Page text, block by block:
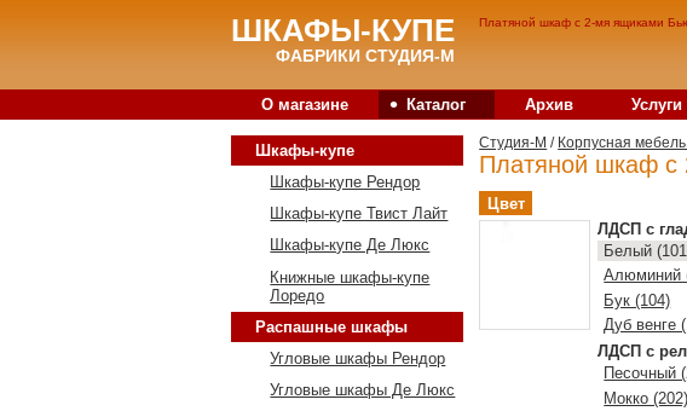
Платяной шкаф с 2-мя ящиками
ШКАФЫ-КУПЕ
ФАБРИКИ СТУДИЯ-М
О магазине • Каталог Архив Услуги
Студия-M / Корпусная
Платяной шкаф
Цвет
ЛДСП с
Белый
Алюминий
Бук (104)
Дуб венге
ЛДСП с
Песочный
Мокко (202)
Шкафы-купе
Шкафы-купе Рендор
Шкафы-купе Твист Лайт
Шкафы-купе Де Люкс
Книжные шкафы-купе
Лоредо
Распашные шкафы
Угловые шкафы Рендор
Угловые шкафы Де Люкс